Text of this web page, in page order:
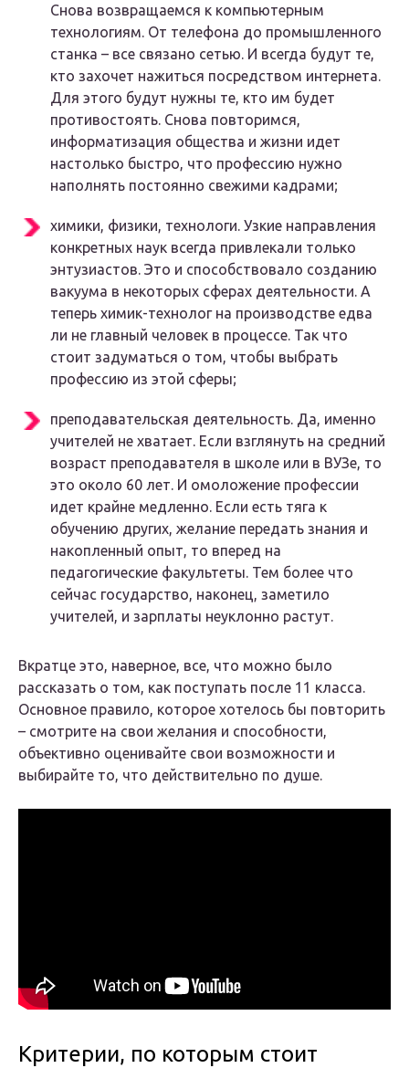
Снова возвращаемся к компьютерным
технологиям. От телефона до промышленного
станка – все связано сетью. И всегда будут те,
кто захочет нажиться посредством интернета.
Для этого будут нужны те, кто им будет
противостоять. Снова повторимся,
информатизация общества и жизни идет
настолько быстро, что профессию нужно
наполнять постоянно свежими кадрами;
химики, физики, технологи. Узкие направления
конкретных наук всегда привлекали только
энтузиастов. Это и способствовало созданию
вакуума в некоторых сферах деятельности. А
теперь химик-технолог на производстве едва
ли не главный человек в процессе. Так что
стоит задуматься о том, чтобы выбрать
профессию из этой сферы;
преподавательская деятельность. Да, именно
учителей не хватает. Если взглянуть на средний
возраст преподавателя в школе или в ВУЗе, то
это около 60 лет. И омоложение профессии
идет крайне медленно. Если есть тяга к
обучению других, желание передать знания и
накопленный опыт, то вперед на
педагогические факультеты. Тем более что
сейчас государство, наконец, заметило
учителей, и зарплаты неуклонно растут.
Вкратце это, наверное, все, что можно было
рассказать о том, как поступать после 11 класса.
Основное правило, которое хотелось бы повторить
– смотрите на свои желания и способности,
объективно оценивайте свои возможности и
выбирайте то, что действительно по душе.
Критерии, по которым стоит